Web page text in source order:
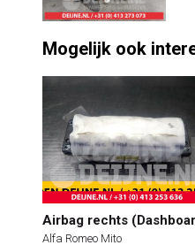
Mogelijk ook
Airbag rechts
Alfa Romeo Mito